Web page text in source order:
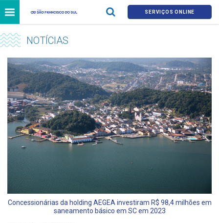
SERVIÇOS ONLINE
NOTÍCIAS
Concessionárias da holding AEGEA investiram R$ 98,4 milhões em
saneamento básico em SC em 2023